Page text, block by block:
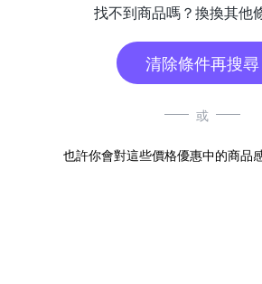
找不到商品嗎？換換其他
清除條件再搜尋
或
也許你會對這些價格優惠中的商品